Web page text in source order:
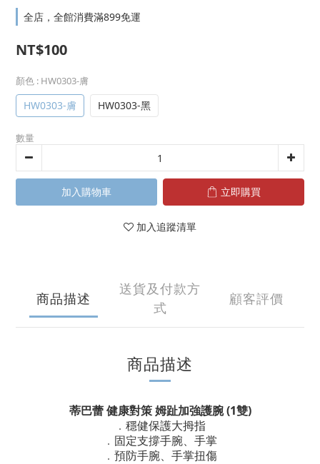
全店，全館消費滿899免運
NT$100
顏色 : HW0303-膚
HW0303-膚 HW0303-黑
數量
加入購物車 立即購買
加入追蹤清單
商品描述
送貨及付款方
式
顧客評價
商品描述
蒂巴蕾 健康對策 姆趾加強護腕(1雙)
． 穩健保護大拇指
． 固定支撐手腕、手掌
． 預防手腕、手掌扭傷